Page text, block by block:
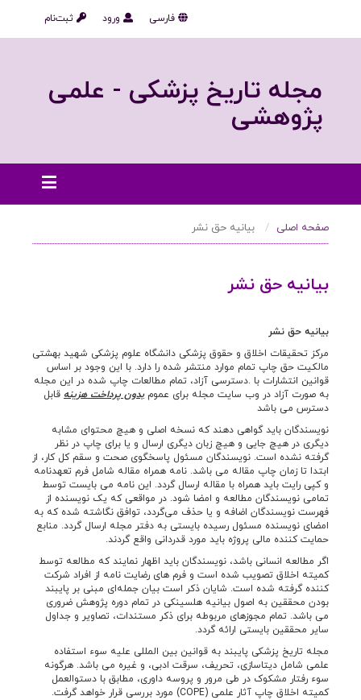
ثبت‌نام ورود فارسی
مجله تاریخ پزشکی - علمی
پژوهشی
صفحه اصلی بیانیه حق نشر
بیانیه حق نشر
بیانیه حق نشر
مرکز تحقیقات اخلاق و حقوق پزشکی دانشگاه علوم پزشکی شهید بهشتی
مالکیت حق چاپ تمام موارد منتشر شده را دارد. با این وجود بر اساس
قوانین انتشارات با .دسترسی آزاد، تمام مطالعات چاپ شده در این مجله
به صورت آزاد در وب سایت مجله برای عمومبدون پرداخت هزینه قابل
دسترس می باشد
نویسندگان باید گواهی دهند که نسخه اصلی و هیچ محتوای مشابه
دیگری در هیچ جایی و هیچ زبان دیگری ارسال و یا برای چاپ در نظر
گرفته نشده است. نویسندگان مسئول پاسخگوی صحت و سقم کل کار، از
ابتدا تا زمان چاپ مقاله می باشد. نامه همراه مقاله شامل فرم تعهدنامه
و کپی رايت باید همراه با مقاله ارسال گردد. اين نامه می بايست توسط
تمامی نويسندگان مطالعه و امضا شود. در مواقعی که یک نویسنده از
فهرست نویسندگان اضافه و یا حذف می‌گردد، توافق نگاشته شده که به
امضای نویسنده مسئول رسیده بایستی به دفتر مجله ارسال گردد. منابع
حمایت کننده مالی پروژه باید مورد قدردانی واقع گردند.
اگر مطالعه انسانی باشد، نویسندگان باید اظهار نمایند که مطالعه توسط
کمیته اخلاق تصویب شده است و فرم های رضایت نامه از افراد شرکت
کننده گرفته شده است. شایان ذکر است بیان جمله‌ای مبنی بر پایبند
بودن محققین به اصول بیانیه هلسینکی در تمام دوره پژوهش ضروری
می باشد. تمام مجوزهای مربوطه برای ذکر مستندات، تصاویر و جداول
سایر محققین بایستی ارائه گردد.
مجله تاریخ پزشکی پایبند به قوانین بین المللی علیه سوء استفاده
علمی شامل دیتاسازی، تحریف، سرقت ادبی، و غیره می باشد. هرگونه
سوء رفتار مشکوک در طی مرور و پروسه داوری، مطابق با دستوالعمل
کمیته اخلاق چاپ آثار علمی (COPE) مورد بررسی قرار خواهد گرفت.